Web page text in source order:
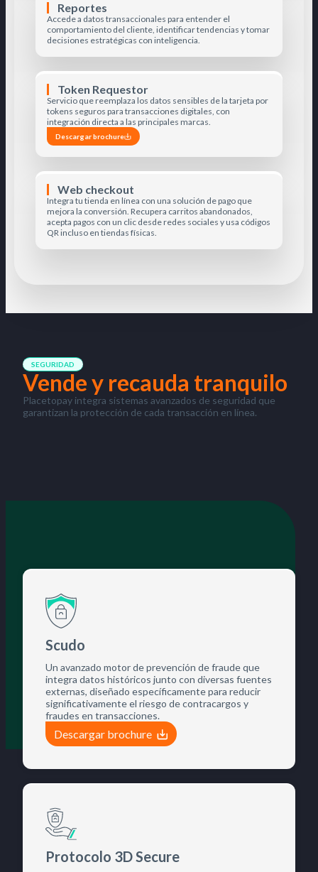
Reportes
Accede a datos transaccionales para entender el
comportamiento del cliente, identificar tendencias y tomar
decisiones estratégicas con inteligencia.
Token Requestor
Servicio que reemplaza los datos sensibles de la tarjeta por
tokens seguros para transacciones digitales, con
integración directa a las principales marcas.
Descargar brochure
Web checkout
Integra tu tienda en línea con una solución de pago que
mejora la conversión. Recupera carritos abandonados,
acepta pagos con un clic desde redes sociales y usa códigos
QR incluso en tiendas físicas.
SEGURIDAD
Vende y recauda tranquilo
Placetopay integra sistemas avanzados de seguridad que
garantizan la protección de cada transacción en línea.
Scudo
Un avanzado motor de prevención de fraude que
integra datos históricos junto con diversas fuentes
externas, diseñado específicamente para reducir
significativamente el riesgo de contracargos y
fraudes en transacciones.
Descargar brochure
Protocolo 3D Secure